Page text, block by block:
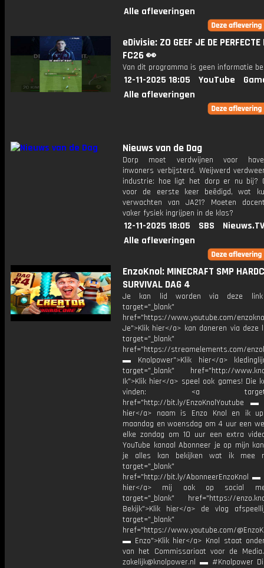
Alle afleveringen
eDivisie: ZO GEEF JE DE
FC26 👀
Van dit programma is geen informatie
12-11-2025 18:05 YouTube
Alle afleveringen
Nieuws van de Dag
Dorp moet verdwijnen voor
inwoners verbijsterd. Weijwerd
industrie: hoe ligt het dorp er nu bij?
voor de eerste keer beëdigd, wat
verwachten van JA21? Moeten
vaker fysiek ingrijpen in de klas?
12-11-2025 18:05 SBS
Nieuws.TV
Alle afleveringen
EnzoKnol: MINECRAFT SMP
SURVIVAL DAG 4
Je kan lid worden via deze
target="_blank"
href="https://www.youtube.com/
Je">Klik hier</a> kan doneren via
target="_blank"
href="https://streamelements.com/
▬ Knolpower">Klik hier</a>
target="_blank" href="http://
Ik">Klik hier</a> speel ook games! Die
vinden: <a
href="http://bit.ly/EnzoKnolYoutube ▬
hier</a> naam is Enzo Knol en ik
maandag en woensdag om 4 uur een
elke zondag om 10 uur een extra
YouTube kanaal Abonneer je op mijn
je alles kan bekijken wat ik mee
target="_blank"
href="http://bit.ly/AbonneerEnzoKnol ▬
hier</a> mij ook op social
target="_blank" href="https://
Bekijk">Klik hier</a> de vlog
target="_blank"
href="https://www.youtube.com/
▬ Enzo">Klik hier</a> Knol staat
van het Commissariaat voor de
zakelijk@knolpower.nl ▬ #Knolpower